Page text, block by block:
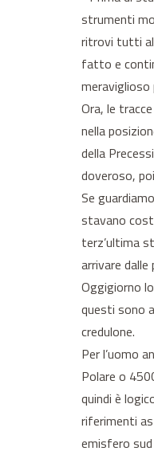
strumenti
ritrovi tutti al
fatto e
Ora, le
nella
della
doveroso,
Se
stavano
terz’ultima
arrivare
Oggigiorno
questi sono
credulone.
Per l’uomo
Polare o
quindi è
riferimenti
emisfero